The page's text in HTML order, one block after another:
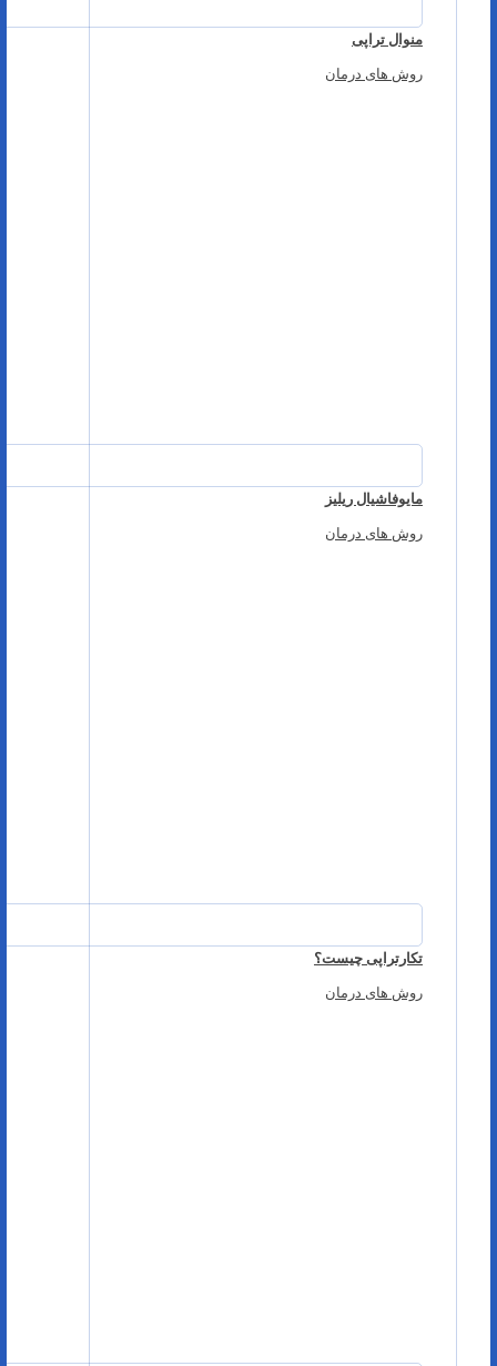
منوال تراپی
روش های درمان
مایوفاشیال ریلیز
روش های درمان
تکارتراپی چیست؟
روش های درمان